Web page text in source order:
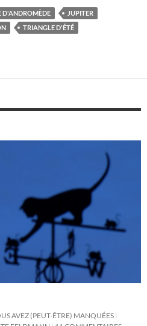
D'ANDROMÈDE
JUPITER
TRIANGLE D'ÉTÉ
AVEZ (PEUT-ÊTRE) MANQUÉES